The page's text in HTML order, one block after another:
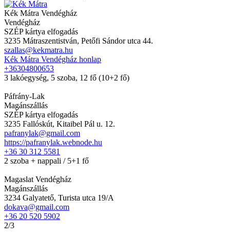
Kék Mátra Vendégház
Vendégház
SZÉP kártya elfogadás
3235 Mátraszentistván, Petőfi Sándor utca 44.
szallas@kekmatra.hu
Kék Mátra Vendégház honlap
+36304800653
3 lakóegység, 5 szoba, 12 fő (10+2 fő)
Páfrány-Lak
Magánszállás
SZÉP kártya elfogadás
3235 Fallóskút, Kitaibel Pál u. 12.
pafranylak@gmail.com
https://pafranylak.webnode.hu
+36 30 312 5581
2 szoba + nappali / 5+1 fő
Magaslat Vendégház
Magánszállás
3234 Galyatető, Turista utca 19/A
dokava@gmail.com
+36 20 520 5902
2/3